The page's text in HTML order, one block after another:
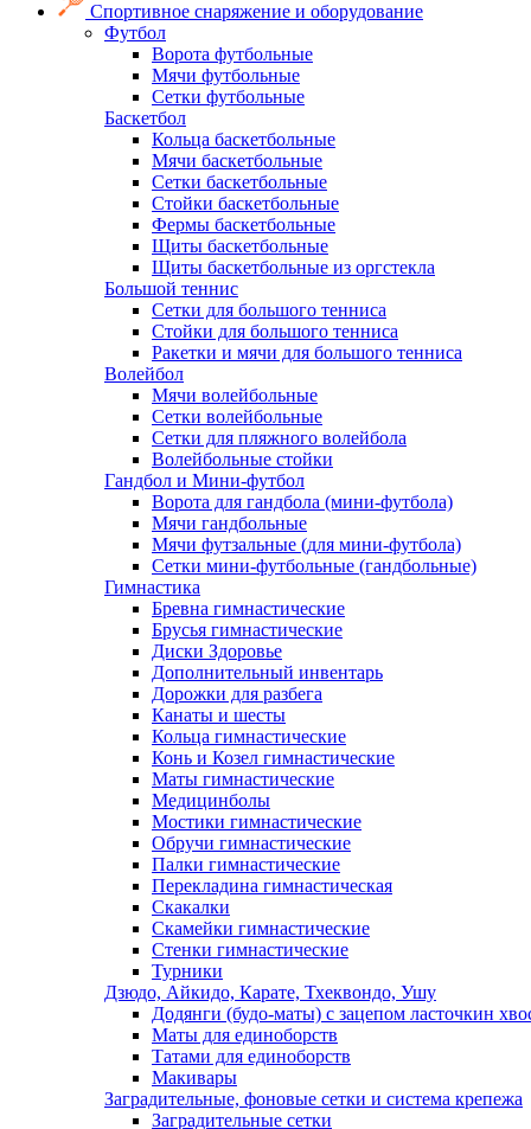
Спортивное снаряжение и оборудование
Футбол
Ворота футбольные
Мячи футбольные
Сетки футбольные
Баскетбол
Кольца баскетбольные
Мячи баскетбольные
Сетки баскетбольные
Стойки баскетбольные
Фермы баскетбольные
Щиты баскетбольные
Щиты баскетбольные из оргстекла
Большой теннис
Сетки для большого тенниса
Стойки для большого тенниса
Ракетки и мячи для большого тенниса
Волейбол
Мячи волейбольные
Сетки волейбольные
Сетки для пляжного волейбола
Волейбольные стойки
Гандбол и Мини-футбол
Ворота для гандбола (мини-футбола)
Мячи гандбольные
Мячи футзальные (для мини-футбола)
Сетки мини-футбольные (гандбольные)
Гимнастика
Бревна гимнастические
Брусья гимнастические
Диски Здоровье
Дополнительный инвентарь
Дорожки для разбега
Канаты и шесты
Кольца гимнастические
Конь и Козел гимнастические
Маты гимнастические
Медицинболы
Мостики гимнастические
Обручи гимнастические
Палки гимнастические
Перекладина гимнастическая
Скакалки
Скамейки гимнастические
Стенки гимнастические
Турники
Дзюдо, Айкидо, Карате, Тхеквондо, Ушу
Додянги (будо-маты) с зацепом ласточкин
Маты для единоборств
Татами для единоборств
Макивары
Заградительные, фоновые сетки и система крепежа
Заградительные сетки